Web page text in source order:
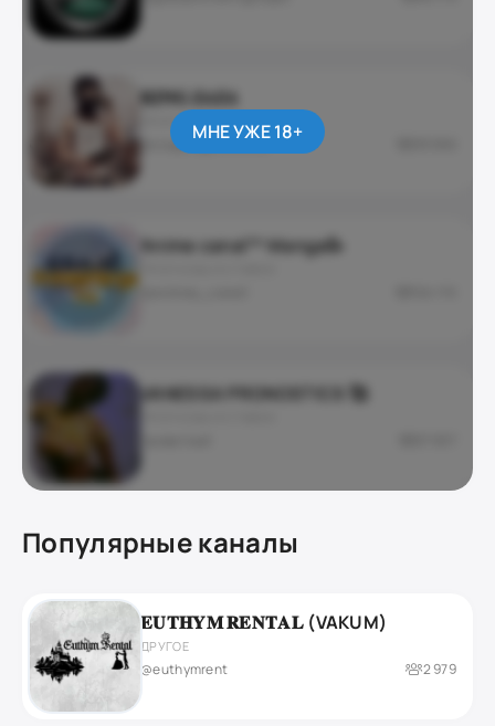
𝐊𝐈𝐍𝐆 𝒁𝑨𝒁𝑨
ПРОГНОЗЫ И СТАВКИ
@coupongratuit002
Anime canal™ Manga🥳
VANESSA PRONOSTICS 🥰
МНЕ УЖЕ 18+
Популярные каналы
𝐄𝐔𝐓𝐇𝐘𝐌 𝐑𝐄𝐍𝐓𝐀𝐋 (VAKUM)
ДРУГОЕ
@euthymrent 2 979